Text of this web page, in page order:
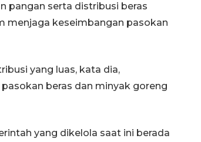
pangan serta distribusi beras
menjaga keseimbangan pasokan
yang luas, kata dia,
beras dan minyak goreng
yang dikelola saat ini berada